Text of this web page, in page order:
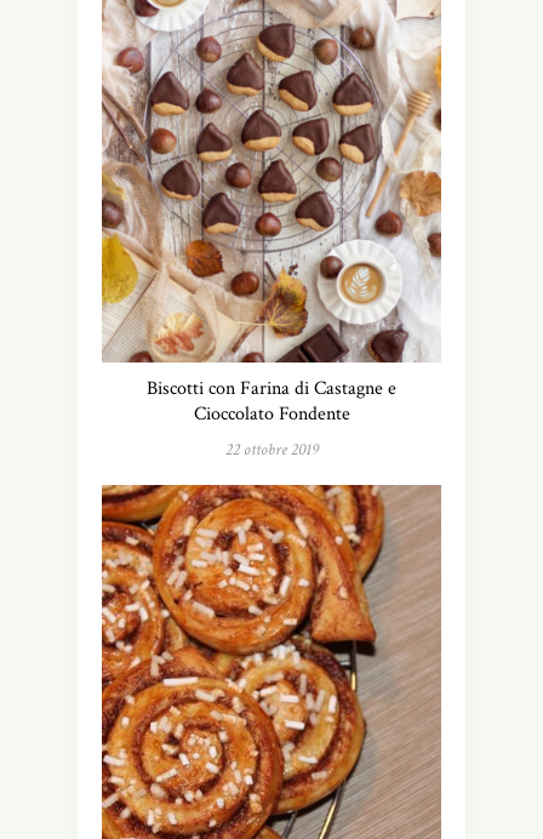
Biscotti con Farina di Castagne e
Cioccolato Fondente
22 ottobre 2019